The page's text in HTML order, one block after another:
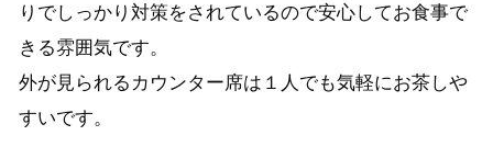
りでしっかり対策をされているので安心してお食事で
きる雰囲気です。
外が見られるカウンター席は１人でも気軽にお茶しや
すいです。